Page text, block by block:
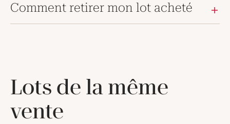
Comment retirer mon lot acheté
Lots de la même
vente